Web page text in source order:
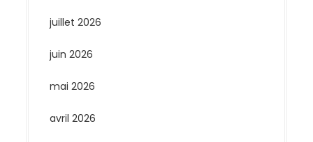
juillet 2026
juin 2026
mai 2026
avril 2026